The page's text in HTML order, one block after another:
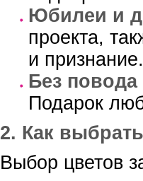
Юбилеи и
проекта,
и признание.
Без повода
Подарок
2. Как
Выбор цветов